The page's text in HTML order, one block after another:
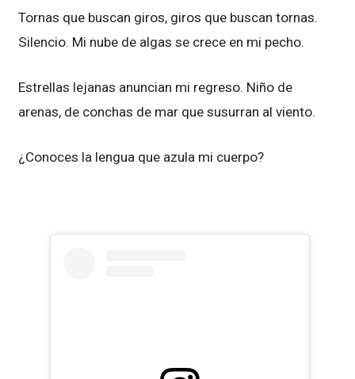
Tornas que buscan giros, giros que buscan tornas.
Silencio. Mi nube de algas se crece en mi pecho.
Estrellas lejanas anuncian mi regreso. Niño de
arenas, de conchas de mar que susurran al viento.
¿Conoces la lengua que azula mi cuerpo?